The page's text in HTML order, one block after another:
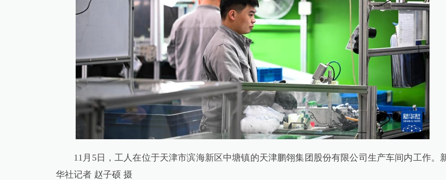
11月5日，工人在位于天津市滨海新区中塘镇的天津鹏翎集团股份有限公司生产车间内工作。
华社记者 赵子硕 摄